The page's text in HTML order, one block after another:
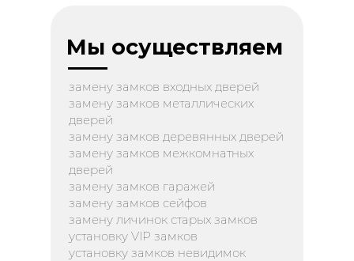
замену замков входных дверей
замену замков металлических
дверей
замену замков деревянных дверей
замену замков межкомнатных
дверей
замену замков гаражей
замену замков сейфов
замену личинок старых замков
установку VIP замков
установку замков невидимок
Мы осуществляем